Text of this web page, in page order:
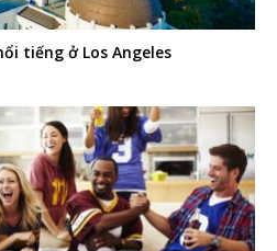
tiếng ở Los Angeles